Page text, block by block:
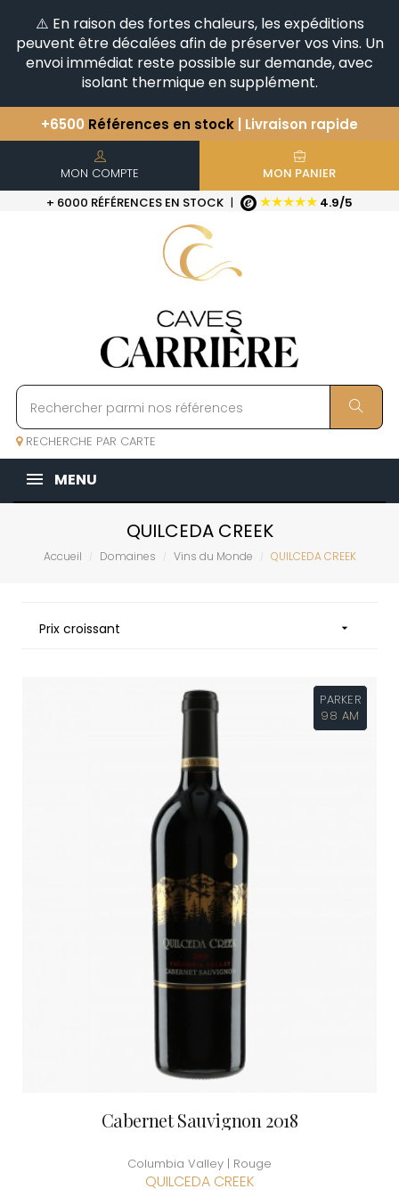
⚠️ En raison des fortes chaleurs, les expéditions
peuvent être décalées afin de préserver vos vins. Un
envoi immédiat reste possible sur demande, avec
isolant thermique en supplément.
+6500 Références en stock | Livraison rapide
Vous avez une question ?
Découvrez notre sélection
d'Horizontales & Verticales
MON COMPTE
MON PANIER
+ 6000 RÉFÉRENCES EN STOCK | ★★★★★ 4.9/5
RECHERCHE PAR CARTE
MENU
QUILCEDA CREEK
Accueil Domaines Vins du Monde QUILCEDA CREEK
Prix croissant 
PARKER
98 AM
Cabernet Sauvignon 2018
Columbia Valley | Rouge
QUILCEDA CREEK